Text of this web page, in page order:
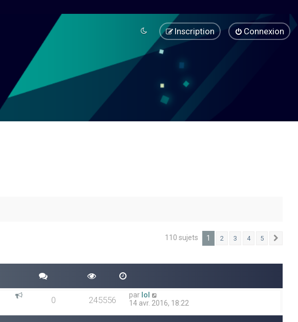
Connexion
Inscription
110 sujets 1 2 3 4 5
0 245556 par lol
14 avr. 2016, 18:22